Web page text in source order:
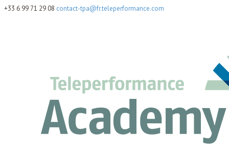
+33 6 99 71 29 08 contact-tpa@fr.teleperformance.com